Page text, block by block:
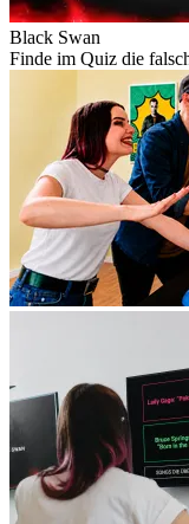
Black Swan
Finde im Quiz die